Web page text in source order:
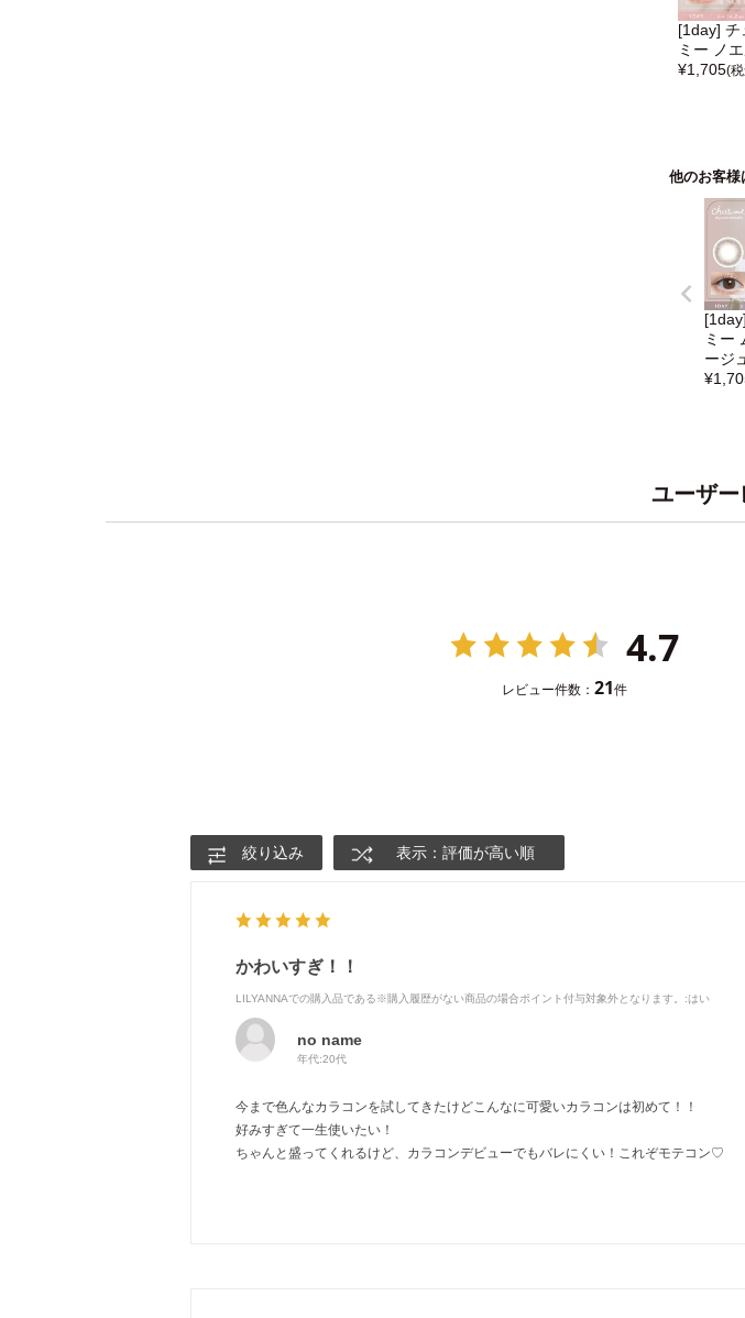
[1day] チ
ミー ノ
¥1,705(
他のお客様
ミー
ージ
¥
ユーザー
4.7
レビュー件数： 21件
絞り込み 表示：評価が高い順
かわいすぎ！！
LILYANNAでの購入品である※購入履歴がない商品の場合ポイント付与対象外となります。 :はい
no name
年代:20代
今まで色んなカラコンを試してきたけどこんなに可愛いカラコンは初めて！！
好みすぎて一生使いたい！
ちゃんと盛ってくれるけど、カラコンデビューでもバレにくい！これぞモテコン♡